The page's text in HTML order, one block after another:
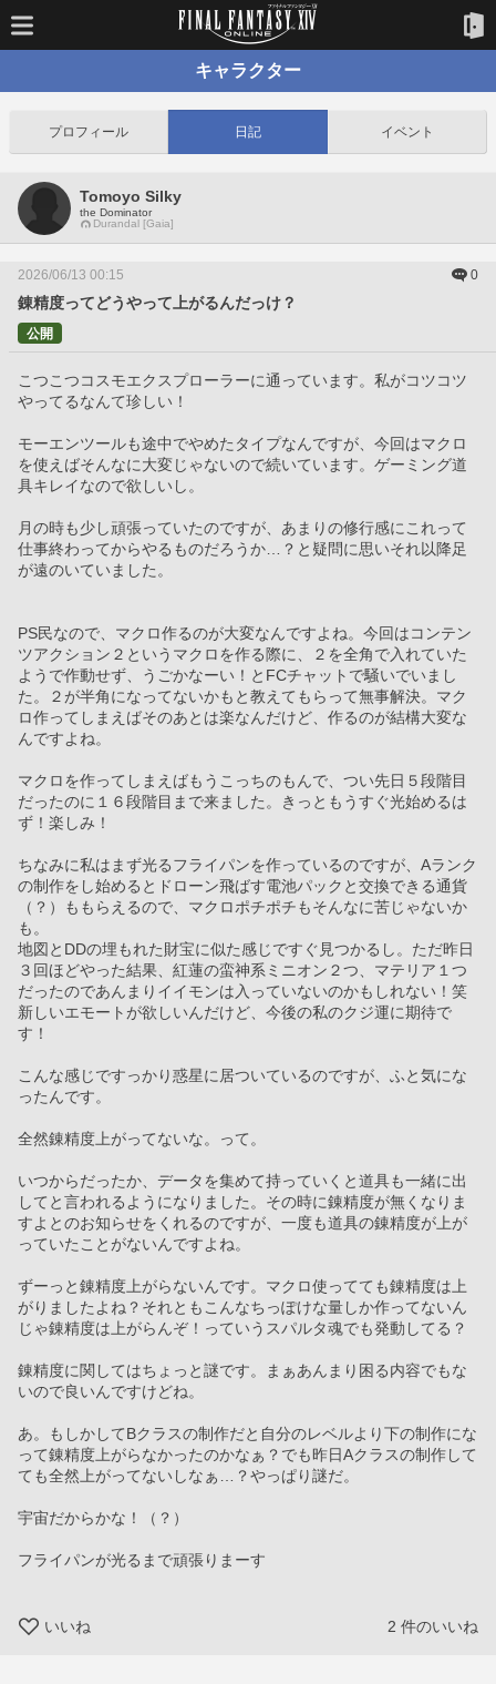
キャラクター
プロフィール 日記 イベント
Tomoyo Silky
the Dominator
Durandal [Gaia]
2026/06/13 00:15 0
錬精度ってどうやって上がるんだっけ？
公開
こつこつコスモエクスプローラーに通っています。私がコツコツ
やってるなんて珍しい！
モーエンツールも途中でやめたタイプなんですが、今回はマクロ
を使えばそんなに大変じゃないので続いています。ゲーミング道
具キレイなので欲しいし。
月の時も少し頑張っていたのですが、あまりの修行感にこれって
仕事終わってからやるものだろうか…？と疑問に思いそれ以降足
が遠のいていました。
PS民なので、マクロ作るのが大変なんですよね。今回はコンテン
ツアクション２というマクロを作る際に、２を全角で入れていた
ようで作動せず、うごかなーい！とFCチャットで騒いでいまし
た。２が半角になってないかもと教えてもらって無事解決。マク
ロ作ってしまえばそのあとは楽なんだけど、作るのが結構大変な
んですよね。
マクロを作ってしまえばもうこっちのもんで、つい先日５段階目
だったのに１６段階目まで来ました。きっともうすぐ光始めるは
ず！楽しみ！
ちなみに私はまず光るフライパンを作っているのですが、Aランク
の制作をし始めるとドローン飛ばす電池パックと交換できる通貨
（？）ももらえるので、マクロポチポチもそんなに苦じゃないか
も。
地図とDDの埋もれた財宝に似た感じですぐ見つかるし。ただ昨日
３回ほどやった結果、紅蓮の蛮神系ミニオン２つ、マテリア１つ
だったのであんまりイイモンは入っていないのかもしれない！笑
新しいエモートが欲しいんだけど、今後の私のクジ運に期待で
す！
こんな感じですっかり惑星に居ついているのですが、ふと気にな
ったんです。
全然錬精度上がってないな。って。
いつからだったか、データを集めて持っていくと道具も一緒に出
してと言われるようになりました。その時に錬精度が無くなりま
すよとのお知らせをくれるのですが、一度も道具の錬精度が上が
っていたことがないんですよね。
ずーっと錬精度上がらないんです。マクロ使ってても錬精度は上
がりましたよね？それともこんなちっぽけな量しか作ってないん
じゃ錬精度は上がらんぞ！っていうスパルタ魂でも発動してる？
錬精度に関してはちょっと謎です。まぁあんまり困る内容でもな
いので良いんですけどね。
あ。もしかしてBクラスの制作だと自分のレベルより下の制作にな
って錬精度上がらなかったのかなぁ？でも昨日Aクラスの制作して
ても全然上がってないしなぁ…？やっぱり謎だ。
宇宙だからかな！（？）
フライパンが光るまで頑張りまーす
いいね 2 件のいいね